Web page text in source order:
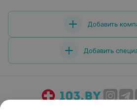
Добавить
Добавить